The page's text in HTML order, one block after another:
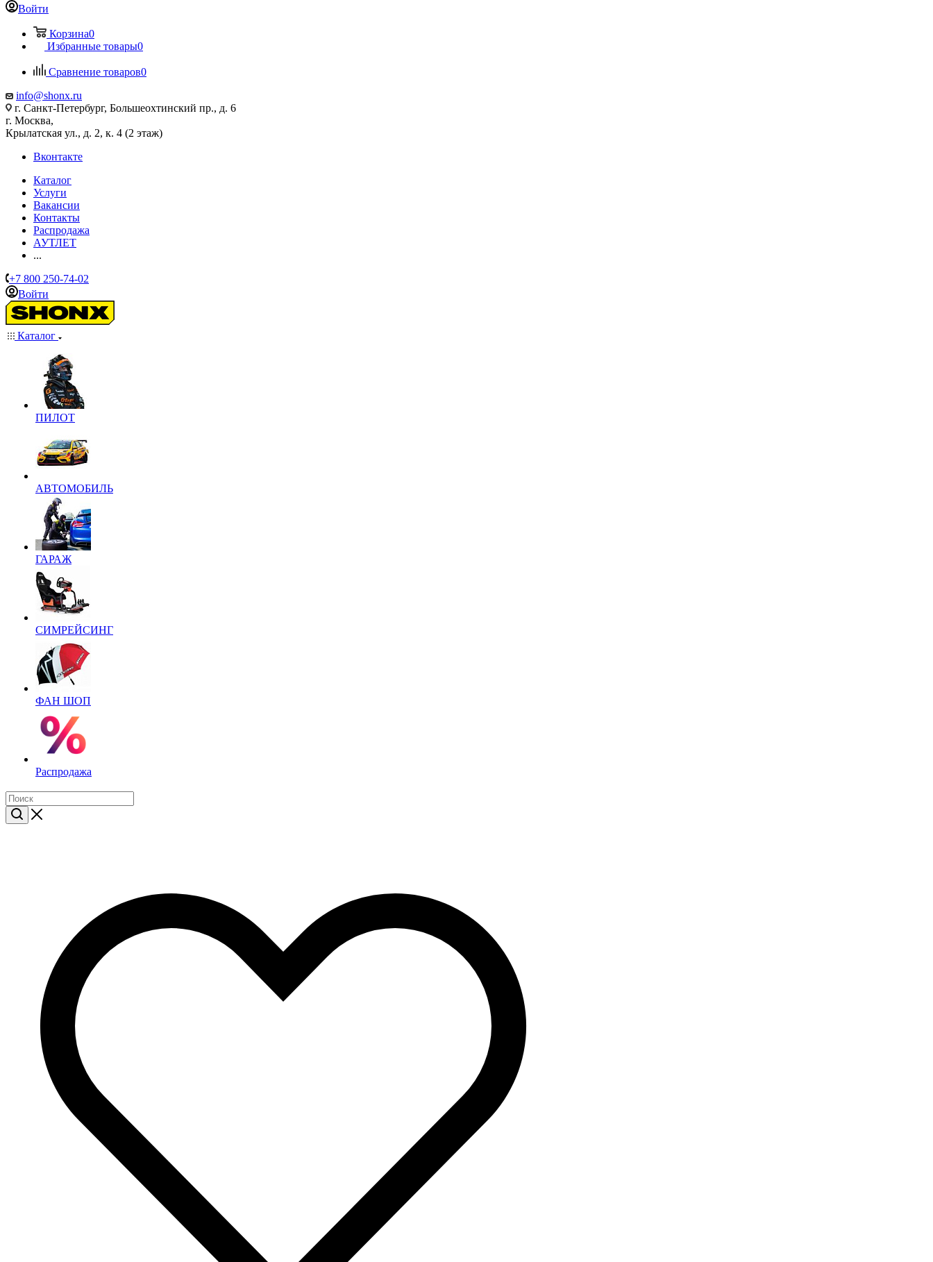
Войти
Корзина0
Избранные товары0
Сравнение товаров0
info@shonx.ru
г. Санкт-Петербург, Большеохтинский пр., д. 6
г. Москва,
Крылатская ул., д. 2, к. 4 (2 этаж)
Вконтакте
Каталог
Услуги
Вакансии
Контакты
Распродажа
АУТЛЕТ
...
+7 800 250-74-02
Войти
Каталог
ПИЛОТ
АВТОМОБИЛЬ
ГАРАЖ
СИМРЕЙСИНГ
ФАН ШОП
Распродажа